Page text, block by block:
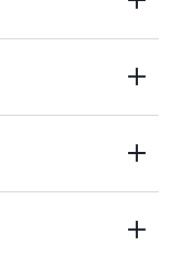
充满信心地实现
别效率低下、欺
发现会员数据趋